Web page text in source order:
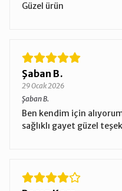
Güzel ürün
Şaban B.
29 Ocak 2026
Şaban B.
Ben kendim için
sağlıklı gayet güzel